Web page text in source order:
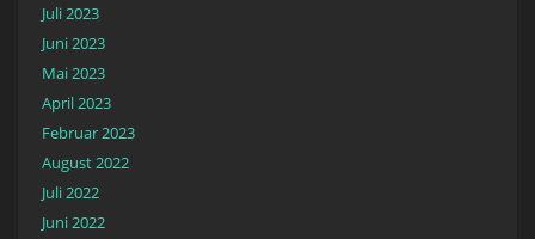
Juli 2023
Juni 2023
Mai 2023
April 2023
Februar 2023
August 2022
Juli 2022
Juni 2022